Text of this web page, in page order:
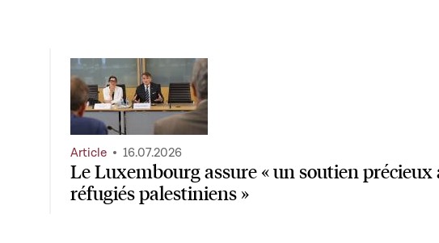
Le Luxembourg assure « un soutien précieux
réfugiés palestiniens »
Article 16.07.2026